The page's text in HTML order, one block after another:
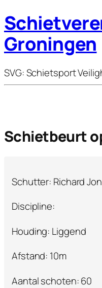
Groningen
SVG: Schietsport
Schietbeurt
Schutter: Richard
Discipline:
Houding: Liggend
Afstand: 10m
Aantal schoten: 60